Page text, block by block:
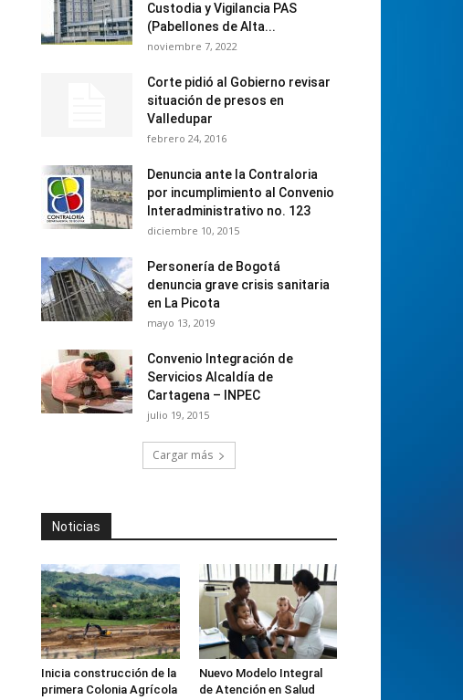
Custodia y Vigilancia PAS
(Pabellones de Alta...
noviembre 7, 2022
Corte pidió al Gobierno revisar
situación de presos en
Valledupar
febrero 24, 2016
Denuncia ante la Contraloria
por incumplimiento al Convenio
Interadministrativo no. 123
diciembre 10, 2015
Personería de Bogotá
denuncia grave crisis sanitaria
en La Picota
mayo 13, 2019
Convenio Integración de
Servicios Alcaldía de
Cartagena – INPEC
julio 19, 2015
Cargar más
Noticias
Inicia construcción de la
primera Colonia Agrícola
Nuevo Modelo Integral
de Atención en Salud